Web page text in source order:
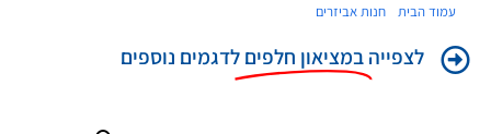
עמוד הבית חנות אביזרים
לצפייהבמציאון חלפים לדגמים נוספים